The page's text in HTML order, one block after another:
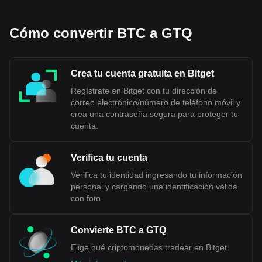
Cómo convertir BTC a GTQ
Crea tu cuenta gratuita en Bitget
Regístrate en Bitget con tu dirección de
correo electrónico/número de teléfono móvil y
crea una contraseña segura para proteger tu
cuenta.
Verifica tu cuenta
Verifica tu identidad ingresando tu información
personal y cargando una identificación válida
con foto.
Convierte BTC a GTQ
Elige qué criptomonedas tradear en Bitget.